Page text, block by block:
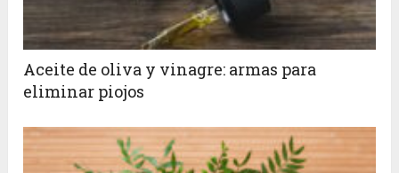
Aceite de oliva y vinagre: armas para
eliminar piojos